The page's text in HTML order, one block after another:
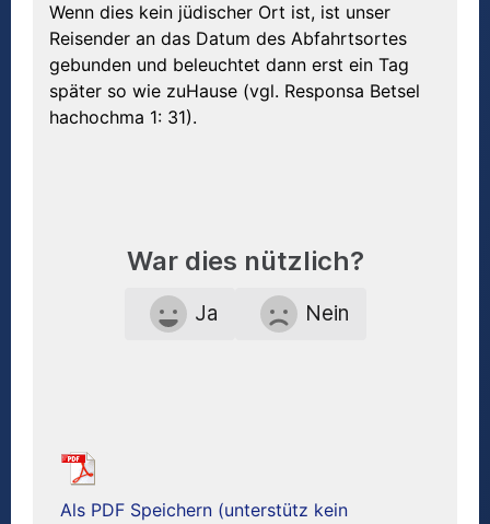
Wenn dies kein jüdischer Ort ist, ist unser
Reisender an das Datum des Abfahrtsortes
gebunden und beleuchtet dann erst ein Tag
später so wie zuHause (vgl. Responsa Betsel
hachochma 1: 31).
War dies nützlich?
Ja Nein
Als PDF Speichern (unterstütz kein